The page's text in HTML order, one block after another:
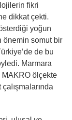
fikri
dikkat çekti.
yoğun
önemin somut bir
de bu
Marmara
ölçekte